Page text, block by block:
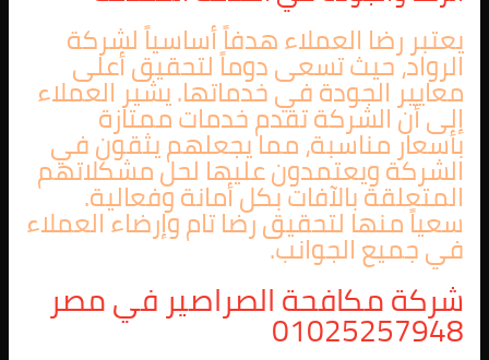
يعتبر رضا العملاء هدفاً أساسياً لشركة
الرواد، حيث تسعى دوماً لتحقيق أعلى
معايير الجودة في خدماتها. يشير العملاء
إلى أن الشركة تقدم خدمات ممتازة
بأسعار مناسبة، مما يجعلهم يثقون في
الشركة ويعتمدون عليها لحل مشكلاتهم
المتعلقة بالآفات بكل أمانة وفعالية.
سعياً منها لتحقيق رضا تام وإرضاء العملاء
في جميع الجوانب.
شركة مكافحة الصراصير في مصر
01025257948